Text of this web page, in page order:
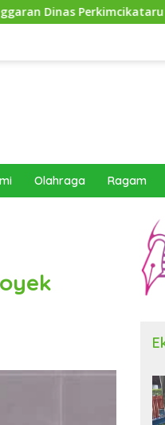
Paling Buruk, Plh
Olahraga Ragam